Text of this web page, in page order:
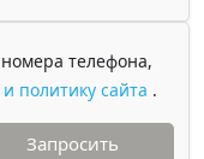
телефона,
политику сайта .
Запросить